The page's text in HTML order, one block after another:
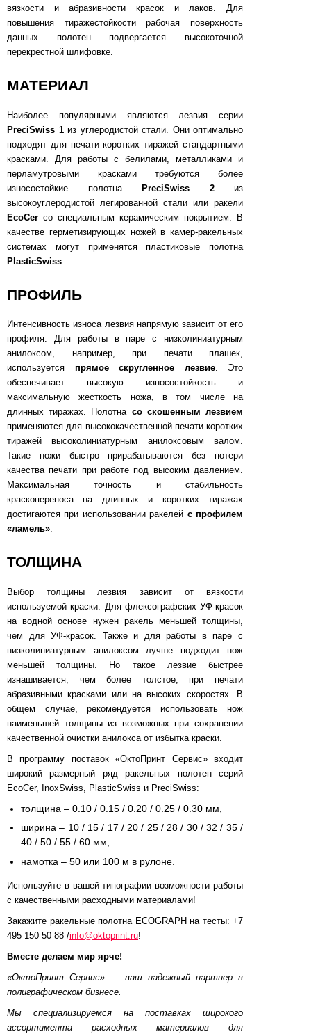
вязкости и абразивности красок и лаков. Для
повышения тиражестойкости рабочая поверхность
данных полотен подвергается высокоточной
перекрестной шлифовке.
МАТЕРИАЛ
Наиболее популярными являются лезвия серии
PreciSwiss 1из углеродистой стали. Они оптимально
подходят для печати коротких тиражей стандартными
красками. Для работы с белилами, металликами и
перламутровыми красками требуются более
износостойкие полотна PreciSwiss 2из
высокоуглеродистой легированной стали или ракели
EcoCer со специальным керамическим покрытием. В
качестве герметизирующих ножей в камер-ракельных
системах могут применятся пластиковые полотна
PlasticSwiss
ПРОФИЛЬ
Интенсивность износа лезвия напрямую зависит от его
профиля. Для работы в паре с низколиниатурным
анилоксом, например, при печати плашек,
используется прямое скругленное лезвие. Это
обеспечивает высокую износостойкость и
максимальную жесткость ножа, в том числе на
длинных тиражах. Полотна со скошенным лезвием
применяются для высококачественной печати коротких
тиражей высоколиниатурным анилоксовым валом.
Такие ножи быстро прирабатываются без потери
качества печати при работе под высоким давлением.
Максимальная точность и стабильность
краскопереноса на длинных и коротких тиражах
достигаются при использовании ракелей с профилем
«ламель».
ТОЛЩИНА
Выбор толщины лезвия зависит от вязкости
используемой краски. Для флексографских УФ-красок
на водной основе нужен ракель меньшей толщины,
чем для УФ-красок. Также и для работы в паре с
низколиниатурным анилоксом лучше подходит нож
меньшей толщины. Но такое лезвие быстрее
изнашивается, чем более толстое, при печати
абразивными красками или на высоких скоростях. В
общем случае, рекомендуется использовать нож
наименьшей толщины из возможных при сохранении
качественной очистки анилокса от избытка краски.
В программу поставок «ОктоПринт Сервис» входит
широкий размерный ряд ракельных полотен серий
EcoCer, InoxSwiss, PlasticSwiss и PreciSwiss:
толщина – 0.10 / 0.15 / 0.20 / 0.25 / 0.30 мм,
ширина – 10 / 15 / 17 / 20 / 25 / 28 / 30 / 32 / 35 /
40 / 50 / 55 / 60 мм,
намотка – 50 или 100 м в рулоне.
Используйте в вашей типографии возможности работы
с качественными расходными материалами!
Закажите ракельные полотна ECOGRAPH на тесты: +7
495 150 50 88 /info@oktoprint.ru!
Вместе делаем мир ярче!
«ОктоПринт Сервис» — ваш надежный партнер в
полиграфическом бизнесе.
Мы специализируемся на поставках широкого
ассортимента расходных материалов для